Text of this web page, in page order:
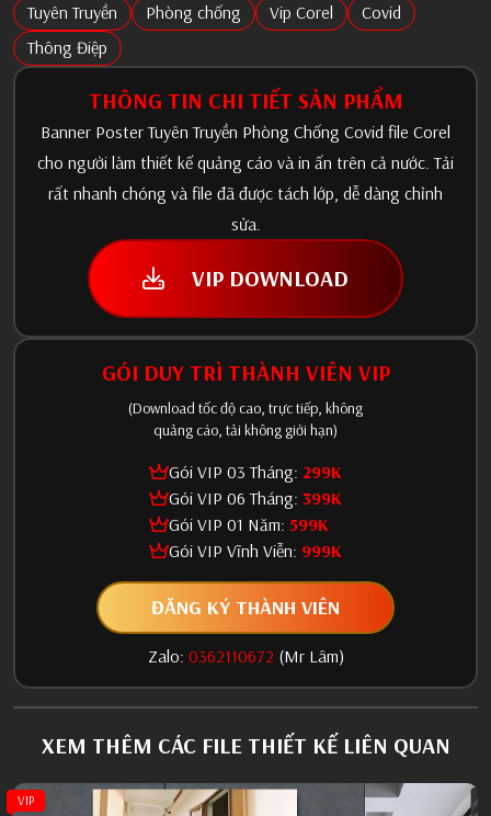
Tuyên Truyền
Phòng chống Vip Corel
Covid
Thông Điệp
THÔNG TIN CHI TIẾT SẢN PHẨM
Banner Poster Tuyên Truyền Phòng Chống Covid file Corel
cho người làm thiết kế quảng cáo và in ấn trên cả nước. Tải
rất nhanh chóng và file đã được tách lớp, dễ dàng chỉnh
sửa.
VIP DOWNLOAD
GÓI DUY TRÌ THÀNH VIÊN VIP
(Download tốc độ cao, trực tiếp, không
quảng cáo, tải không giới hạn)
Gói VIP 03 Tháng: 299K
Gói VIP 06 Tháng: 399K
Gói VIP 01 Năm: 599K
Gói VIP Vĩnh Viễn: 999K
ĐĂNG KÝ THÀNH VIÊN
Zalo: 0362110672 (Mr Lâm)
XEM THÊM CÁC FILE THIẾT KẾ LIÊN QUAN
VIP